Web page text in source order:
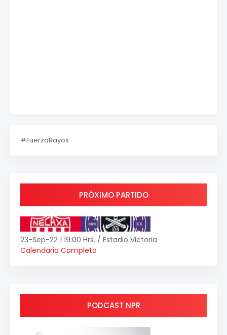
#FuerzaRayos
PRÓXIMO PARTIDO
23-Sep-22 | 19:00 Hrs. / Estadio Victoria
Calendario Completo
PODCAST NPR